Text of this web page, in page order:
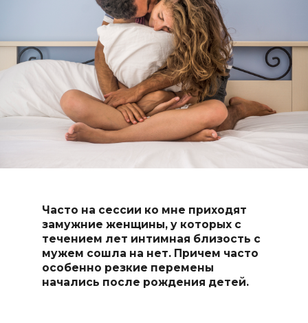
Часто на сессии ко мне приходят
замужние женщины, у которых с
течением лет интимная близость с
мужем сошла на нет. Причем часто
особенно резкие перемены
начались после рождения детей.